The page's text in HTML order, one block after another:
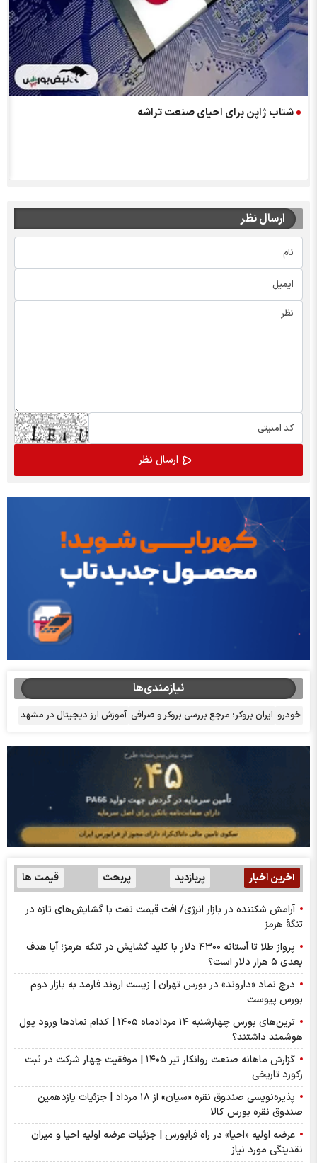
شتاب ژاپن برای احیای صنعت تراشه
ارسال نظر
نیازمندی‌ها
خودرو ایران بروکر؛ مرجع بررسی بروکر و صرافی آموزش ارز دیجیتال در مشهد
آخرین اخبار پربازدید پربحث قیمت ها
آرامش شکننده در بازار انرژی/ افت قیمت نفت با گشایش‌های تازه در
تنگۀ هرمز
پرواز طلا تا آستانه ۴۳۰۰ دلار با کلید گشایش در تنگه هرمز؛ آیا هدف
بعدی ۵ هزار دلار است؟
درج نماد «داروند» در بورس تهران | زیست اروند فارمد به بازار دوم
بورس پیوست
ترین‌های بورس چهارشنبه ۱۴ مردادماه ۱۴۰۵ | کدام نماد‌ها ورود پول
هوشمند داشتند؟
گزارش ماهانه صنعت روانکار تیر ۱۴۰۵ | موفقیت چهار شرکت در ثبت
رکورد تاریخی
پذیره‌نویسی صندوق نقره «سیان» از ۱۸ مرداد | جزئیات یازدهمین
صندوق نقره بورس کالا
عرضه اولیه «احیا» در راه فرابورس | جزئیات عرضه اولیه احیا و میزان
نقدینگی مورد نیاز